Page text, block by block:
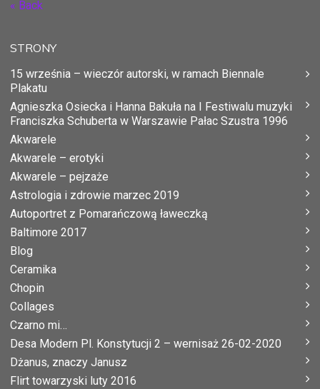
« Back
STRONY
15 września – wieczór autorski, w ramach Biennale
Plakatu
Agnieszka Osiecka i Hanna Bakuła na I Festiwalu muzyki
Franciszka Schuberta w Warszawie Pałac Szustra 1996
Akwarele
Akwarele – erotyki
Akwarele – pejzaże
Astrologia i zdrowie marzec 2019
Autoportret z Pomarańczową ławeczką
Baltimore 2017
Blog
Ceramika
Chopin
Collages
Czarno mi…
Desa Modern Pl. Konstytucji 2 – wernisaż 26-02-2020
Dżanus, znaczy Janusz
Flirt towarzyski luty 2016